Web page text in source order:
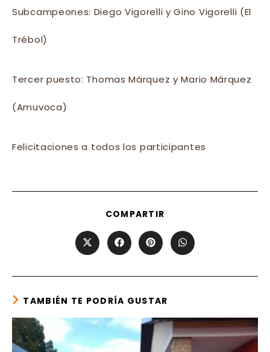
Subcampeones: Diego Vigorelli y Gino Vigorelli (El
Trébol)
Tercer puesto: Thomas Márquez y Mario Márquez
(Amuvoca)
Felicitaciones a todos los participantes
COMPARTIR
CONTENT
Opens
in
window
Opens
in
window
Opens
in
window
Opens
in
window
TAMBIÉN TE PODRÍA GUSTAR